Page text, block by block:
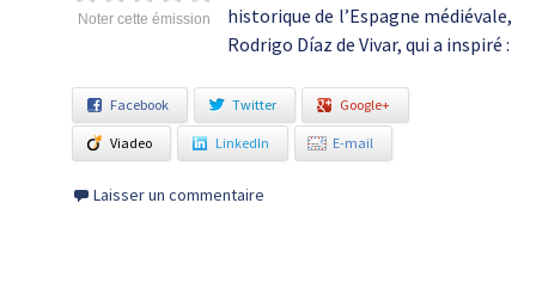
Noter cette émission
historique de l’Espagne médiévale,
Rodrigo Díaz de Vivar, qui a inspiré :
Facebook Twitter Google+
Viadeo LinkedIn E-mail
Laisser un commentaire